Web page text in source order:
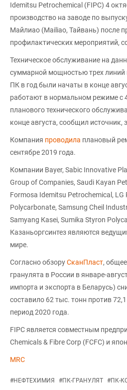
Idemitsu Petrochemical (FIPC) 4
производство на заводе по
Майлиао (Mailiao, Тайвань) после
профилактических мероприятий,
Техническое обслуживание на
суммарной мощностью трех линий
ПК в год были начаты в конце
работают в нормальном режиме с
планового технического
конце августа, сообщил источник,
Компания проводила плановый
сентябре 2019 года.
Компании Bayer, Sabic Innovative
Group of Companies, Saudi Kayan
Formosa Idemitsu Petrochemical,
Polycarbonate, Samsung Cheil
Samyang Кasei, Sumika Styron
Казаньоргсинтез являются
мире.
Согласно обзоруСканПласт,
гранулята в России в январе-
импорта и экспорта в Беларусь)
составило 62 тыс. тонн против
период 2020 года.
FIPC является совместным
Chemicals & Fibre Corp (FCFC) и
MRC
#НЕФТЕХИМИЯ #ПК-ГРАНУЛЯТ #ПК-